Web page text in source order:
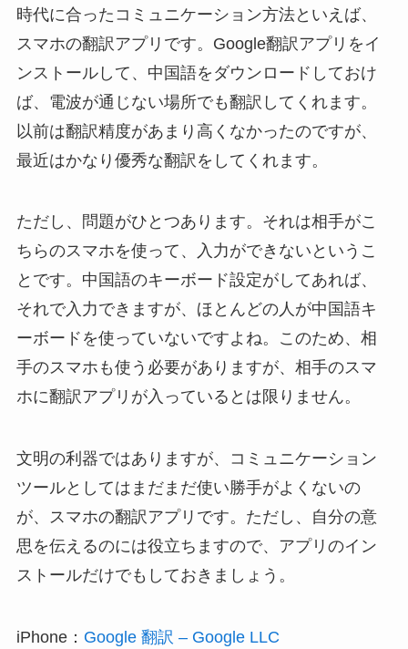
時代に合ったコミュニケーション方法といえば、
スマホの翻訳アプリです。Google翻訳アプリをイ
ンストールして、中国語をダウンロードしておけ
ば、電波が通じない場所でも翻訳してくれます。
以前は翻訳精度があまり高くなかったのですが、
最近はかなり優秀な翻訳をしてくれます。
ただし、問題がひとつあります。それは相手がこ
ちらのスマホを使って、入力ができないというこ
とです。中国語のキーボード設定がしてあれば、
それで入力できますが、ほとんどの人が中国語キ
ーボードを使っていないですよね。このため、相
手のスマホも使う必要がありますが、相手のスマ
ホに翻訳アプリが入っているとは限りません。
文明の利器ではありますが、コミュニケーション
ツールとしてはまだまだ使い勝手がよくないの
が、スマホの翻訳アプリです。ただし、自分の意
思を伝えるのには役立ちますので、アプリのイン
ストールだけでもしておきましょう。
iPhone： Google 翻訳 – Google LLC